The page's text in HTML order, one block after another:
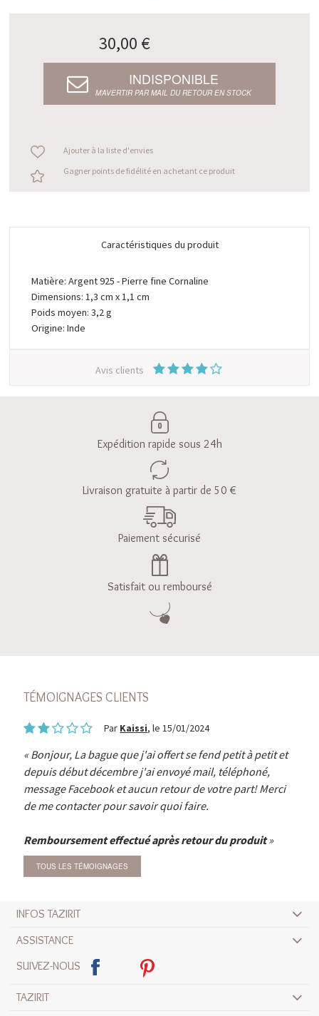
30,00 €
INDISPONIBLE
M’AVERTIR PAR MAIL DU RETOUR EN STOCK
Ajouter à la liste d'envies
Gagner points de fidélité en achetant ce produit
Caractéristiques du produit
Matière: Argent 925 - Pierre fine Cornaline
Dimensions: 1,3 cm x 1,1 cm
Poids moyen: 3,2 g
Origine: Inde
Avis clients
Expédition rapide sous 24h
Livraison gratuite à partir de 50 €
Paiement sécurisé
Satisfait ou remboursé
TÉMOIGNAGES CLIENTS
Par Kaissi, le 15/01/2024
Bonjour, La bague que j'ai offert se fend petit à petit et
depuis début décembre j'ai envoyé mail, téléphoné,
message Facebook et aucun retour de votre part! Merci
de me contacter pour savoir quoi faire.
Remboursement effectué après retour du produit
TOUS LES TÉMOIGNAGES
INFOS TAZIRIT
ASSISTANCE
SUIVEZ-NOUS
TAZIRIT